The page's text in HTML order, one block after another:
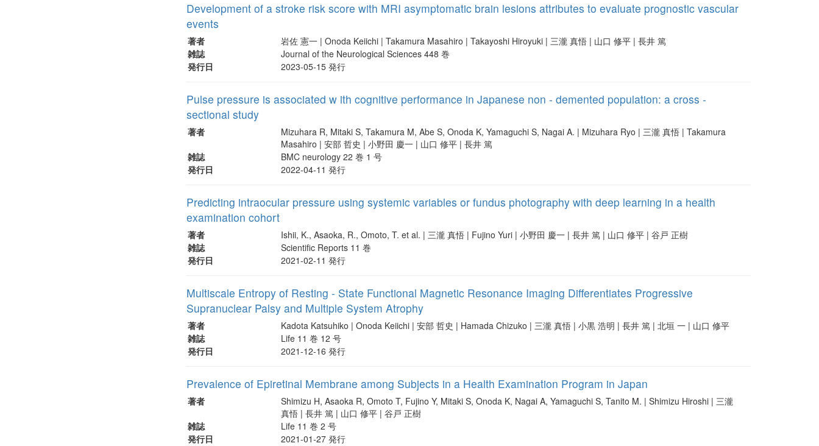
Development of a stroke risk score with MRI asymptomatic brain lesions attributes to evaluate prognostic vascular
events
著者
岩佐 憲一 | Onoda Keiichi | Takamura Masahiro | Takayoshi Hiroyuki | 三瀧 真悟 | 山口 修平 | 長井 篤
雑誌
Journal of the Neurological Sciences 448 巻
発行日
2023-05-15 発行
Pulse pressure is associated w ith cognitive performance in Japanese non - demented population: a cross -
sectional study
著者
Mizuhara R, Mitaki S, Takamura M, Abe S, Onoda K, Yamaguchi S, Nagai A. | Mizuhara Ryo | 三瀧 真悟 | Takamura
Masahiro | 安部 哲史 | 小野田 慶一 | 山口 修平 | 長井 篤
雑誌
BMC neurology 22 巻 1 号
発行日
2022-04-11 発行
Predicting intraocular pressure using systemic variables or fundus photography with deep learning in a health
examination cohort
著者
Ishii, K., Asaoka, R., Omoto, T. et al. | 三瀧 真悟 | Fujino Yuri | 小野田 慶一 | 長井 篤 | 山口 修平 | 谷戸 正樹
雑誌
Scientific Reports 11 巻
発行日
2021-02-11 発行
Multiscale Entropy of Resting - State Functional Magnetic Resonance Imaging Differentiates Progressive
Supranuclear Palsy and Multiple System Atrophy
著者
Kadota Katsuhiko | Onoda Keiichi | 安部 哲史 | Hamada Chizuko | 三瀧 真悟 | 小黒 浩明 | 長井 篤 | 北垣 一 | 山口 修平
雑誌
Life 11 巻 12 号
発行日
2021-12-16 発行
Prevalence of Epiretinal Membrane among Subjects in a Health Examination Program in Japan
著者
Shimizu H, Asaoka R, Omoto T, Fujino Y, Mitaki S, Onoda K, Nagai A, Yamaguchi S, Tanito M. | Shimizu Hiroshi | 三瀧
真悟 | 長井 篤 | 山口 修平 | 谷戸 正樹
雑誌
Life 11 巻 2 号
発行日
2021-01-27 発行